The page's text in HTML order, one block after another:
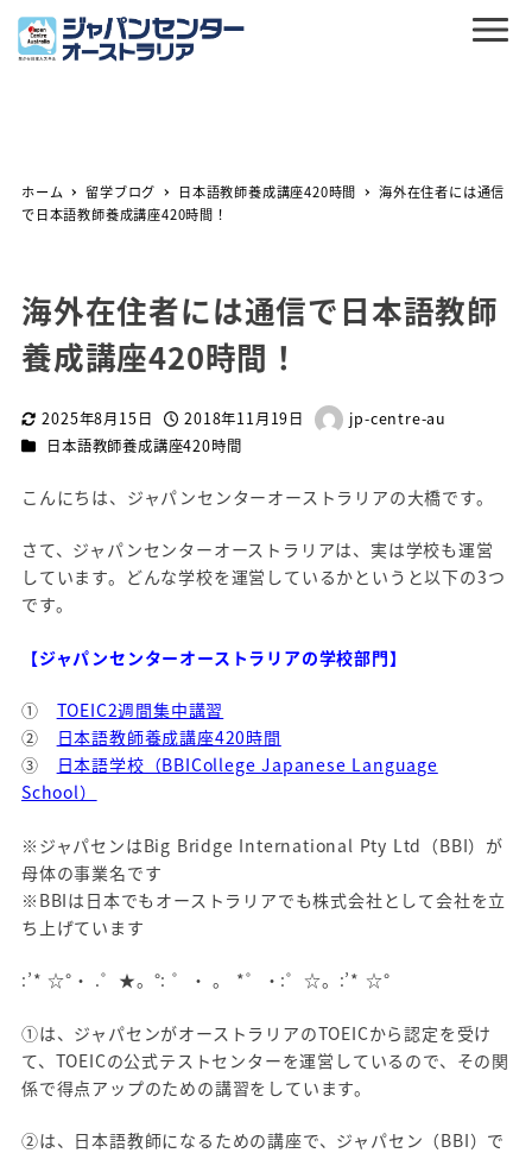
ホーム 留学ブログ 日本語教師養成講座420時間
海外在住者には通信
で日本語教師養成講座420時間！
海外在住者には通信で日本語教師
養成講座420時間！
更新日2025年8月15日 投稿日2018年11月19日
著
jp-centre-au
カテゴリー
日本語教師養成講座420時間
こんにちは、ジャパンセンターオーストラリアの大橋です。
さて、ジャパンセンターオーストラリアは、実は学校も運営
しています。どんな学校を運営しているかというと以下の3つ
です。
【ジャパンセンターオーストラリアの学校部門】
① TOEIC2週間集中講習
②
日本語教師養成講座420時間
③
日本語学校（BBICollege Japanese Language
School）
※ジャパセンはBig Bridge International Pty Ltd（BBI）が
母体の事業名です
※BBIは日本でもオーストラリアでも株式会社として会社を立
ち上げています
:’* ☆°・ .゜★。°: ゜・ 。 *゜・:゜☆。:’* ☆°
①は、ジャパセンがオーストラリアのTOEICから認定を受け
て、TOEICの公式テストセンターを運営しているので、その関
係で得点アップのための講習をしています。
②は、日本語教師になるための講座で、ジャパセン（BBI）で